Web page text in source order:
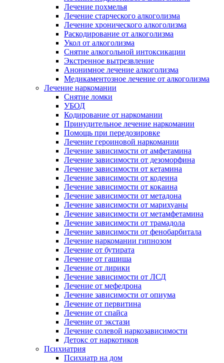
Лечение похмелья
Лечение старческого алкоголизма
Лечение хронического алкоголизма
Раскодирование от алкоголизма
Укол от алкоголизма
Снятие алкогольной интоксикации
Экстренное вытрезвление
Анонимное лечение алкоголизма
Медикаментозное лечение от алкоголизма
Лечение наркомании
Снятие ломки
УБОД
Кодирование от наркомании
Принудительное лечение наркомании
Помощь при передозировке
Лечение героиновой наркомании
Лечение зависимости от амфетамина
Лечение зависимости от дезоморфина
Лечение зависимости от кетамина
Лечение зависимости от кодеина
Лечение зависимости от кокаина
Лечение зависимости от метадона
Лечение зависимости от марихуаны
Лечение зависимости от метамфетамина
Лечение зависимости от трамадола
Лечение зависимости от фенобарбитала
Лечение наркомании гипнозом
Лечение от бутирата
Лечение от гашиша
Лечение от лирики
Лечение зависимости от ЛСД
Лечение от мефедрона
Лечение зависимости от опиума
Лечение от первитина
Лечение от спайса
Лечение от экстази
Лечение солевой наркозависимости
Детокс от наркотиков
Психиатрия
Психиатр на дом